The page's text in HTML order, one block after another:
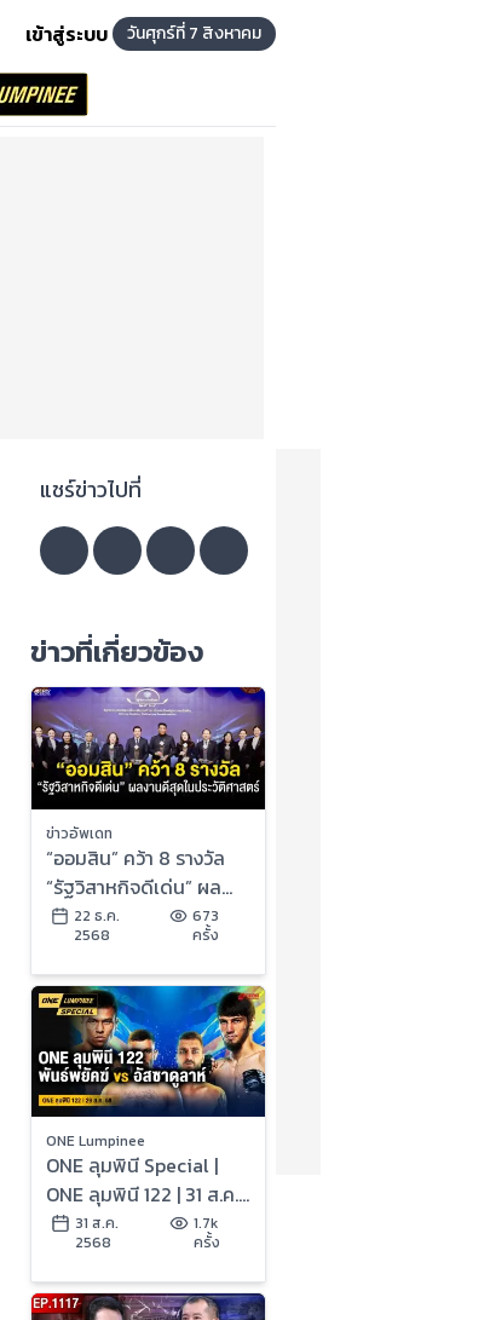
เข้าสู่ระบบ
วันศุกร์ที่ 7 สิงหาคม
แชร์ข่าวไปที่
ข่าวที่เกี่ยวข้อง
ข่าวอัพเดท
“ออมสิน” คว้า 8 รางวัล
“รัฐวิสาหกิจดีเด่น” ผล
งานดีสุดในประวัติศาสตร์
ธนาคาร
22 ธ.ค.
2568
673
ครั้ง
ONE Lumpinee
ONE ลุมพินี Special |
ONE ลุมพินี 122 | 31 ส.ค.
2568 | Ch7HD
31 ส.ค.
2568
1.7k
ครั้ง